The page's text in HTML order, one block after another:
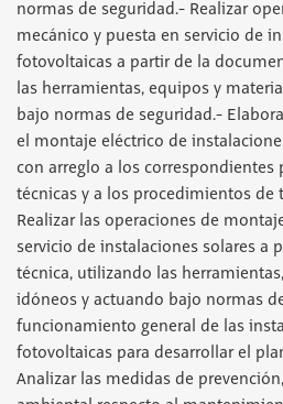
normas de seguridad.- Realizar
mecánico y puesta en servicio de
fotovoltaicas a partir de la
las herramientas, equipos y
bajo normas de seguridad.-
el montaje eléctrico de
con arreglo a los correspondientes
técnicas y a los procedimientos de
Realizar las operaciones de
servicio de instalaciones solares a
técnica, utilizando las
idóneos y actuando bajo normas
funcionamiento general de las
fotovoltaicas para desarrollar el
Analizar las medidas de